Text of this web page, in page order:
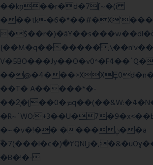
��kņ��r�d�7[~�(i
�
{��M�q��
��@�4�
��T� A�����*�-
��2͔�[��0�ܡq��(��&W:�4�N�=h�5��A'B2
�R~`WO:+3��U�
�~�v�!�� ����ݧ��a
ّ�7(���l�c�)�۲QNlڙ�,�&�uOɣ���yP( z�D|
�B�!�-